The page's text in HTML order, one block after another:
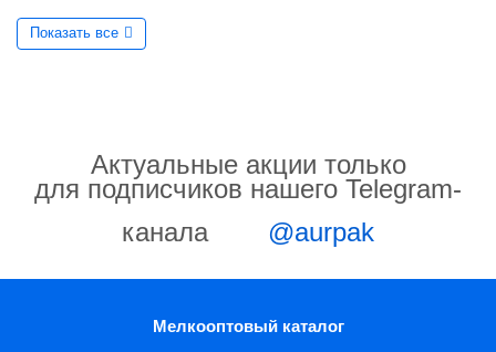
Показать все
Актуальные акции только
для подписчиков нашего Telegram-
канала
@aurpak
Мелкооптовый каталог